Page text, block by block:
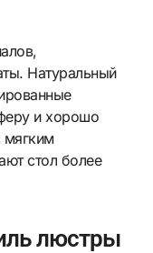
Натуральный
и хорошо
мягким
стол более
люстры